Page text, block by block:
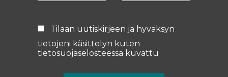
Tilaan uutiskirjeen ja hyväksyn
tietojeni käsittelyn kuten
tietosuojaselosteessa kuvattu